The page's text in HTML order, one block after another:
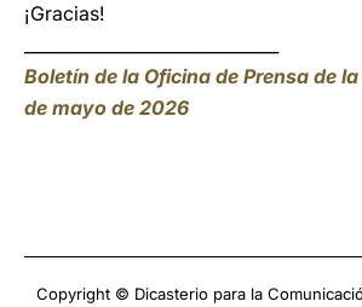
¡Gracias!
Boletín de la Oficina de Prensa de la
de mayo de 2026
Copyright © Dicasterio para la